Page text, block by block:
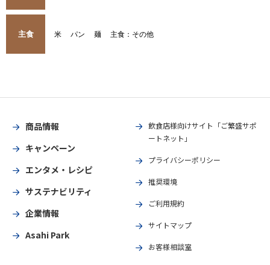
主食 米 パン 麺 主食：その他
商品情報
キャンペーン
エンタメ・レシピ
サステナビリティ
企業情報
Asahi Park
飲食店様向けサイト「ご繁盛サポ
ートネット」
プライバシーポリシー
推奨環境
ご利用規約
サイトマップ
お客様相談室